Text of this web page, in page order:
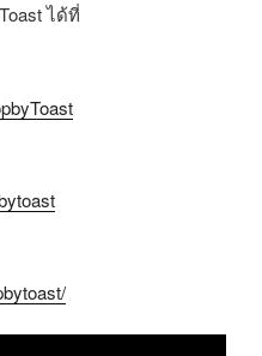
ได้ที่